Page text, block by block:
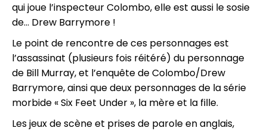
qui joue l’inspecteur Colombo, elle est aussi le sosie
de… Drew Barrymore !
Le point de rencontre de ces personnages est
l’assassinat (plusieurs fois réitéré) du personnage
de Bill Murray, et l’enquête de Colombo/Drew
Barrymore, ainsi que deux personnages de la série
morbide « Six Feet Under », la mère et la fille.
Les jeux de scène et prises de parole en anglais,